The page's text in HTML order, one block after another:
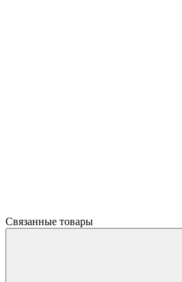
Связанные товары